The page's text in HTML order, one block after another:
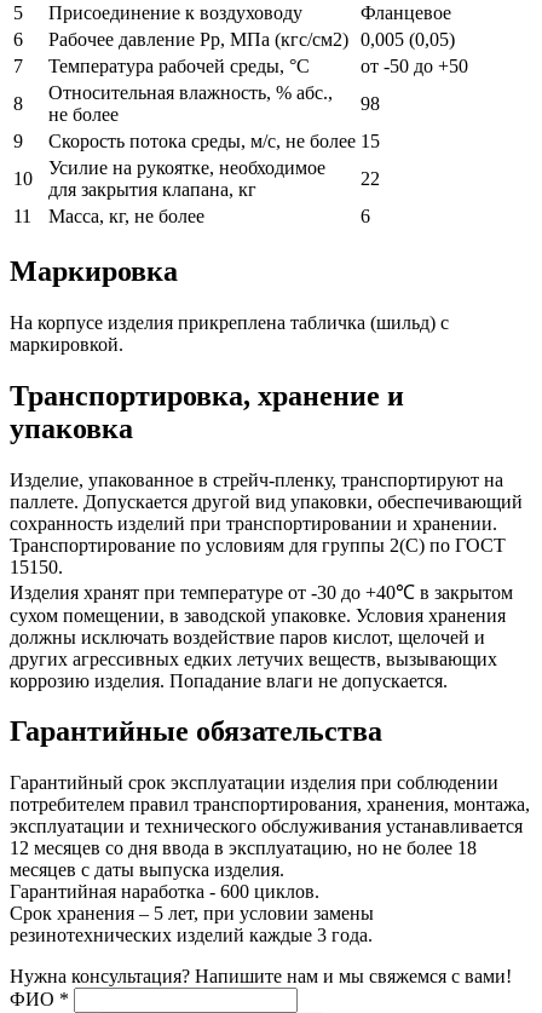
5
Присоединение к воздуховоду
Фланцевое
6
Рабочее давление Рр, МПа (кгс/см2) 0,005 (0,05)
7
Температура рабочей среды, °С
от -50 до +50
8
Относительная влажность, % абс.,
не более
98
9
Скорость потока среды, м/с, не более 15
10
Усилие на рукоятке, необходимое
для закрытия клапана, кг
22
11
Масса, кг, не более 6
Маркировка
На корпусе изделия прикреплена табличка (шильд) с
маркировкой.
Транспортировка, хранение и
упаковка
Изделие, упакованное в стрейч-пленку, транспортируют на
паллете. Допускается другой вид упаковки, обеспечивающий
сохранность изделий при транспортировании и хранении.
Транспортирование по условиям для группы 2(С) по ГОСТ
15150.
Изделия хранят при температуре от -30 до +40℃ в закрытом
сухом помещении, в заводской упаковке. Условия хранения
должны исключать воздействие паров кислот, щелочей и
других агрессивных едких летучих веществ, вызывающих
коррозию изделия. Попадание влаги не допускается.
Гарантийные обязательства
Гарантийный срок эксплуатации изделия при соблюдении
потребителем правил транспортирования, хранения, монтажа,
эксплуатации и технического обслуживания устанавливается
12 месяцев со дня ввода в эксплуатацию, но не более 18
месяцев с даты выпуска изделия.
Гарантийная наработка - 600 циклов.
Срок хранения – 5 лет, при условии замены
резинотехнических изделий каждые 3 года.
Нужна консультация? Напишите нам и мы свяжемся с вами!
ФИО *